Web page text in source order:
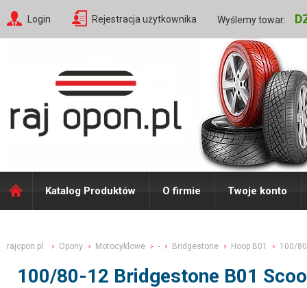
Login Rejestracja użytkownika Wyślemy towar:
Katalog Produktów O firmie Twoje konto
rajopon.pl Opony Motocyklowe - Bridgestone Hoop B01 100/
100/80-12 Bridgestone B01